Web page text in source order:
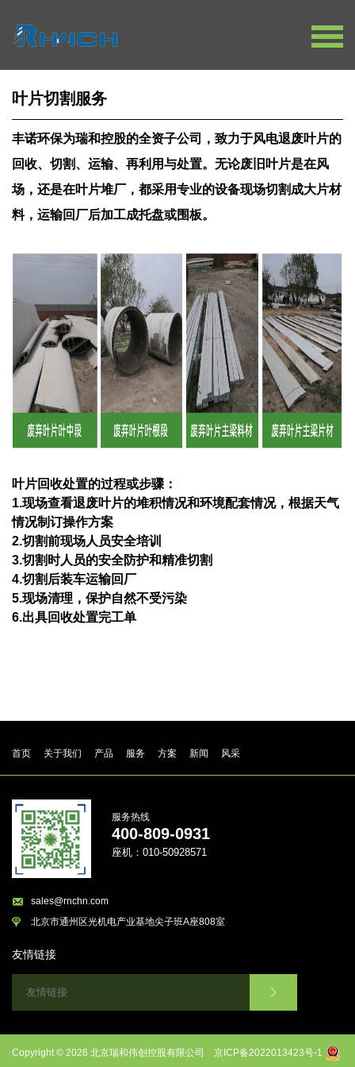
切割设备
包装产线
传统包装
叶片切割服务
丰诺环保为瑞和控股的全资子公司，致力于风电退废叶片的
回收、切割、运输、再利用与处置。 无论废旧叶片是在风
场，还是在叶片堆厂，都采用专业的设备现场切割成大片材
料，运输回厂后加工成托盘或围板。
叶片回收处置的过程或步骤：
1.现场查看退废叶片的堆积情况和环境配套情况，根据天气
情况制订操作方案
2.切割前现场人员安全培训
3.切割时人员的安全防护和精准切割
4.切割后装车运输回厂
5.现场清理，保护自然不受污染
6.出具回收处置完工单
首页 关于我们 产品 服务 方案 新闻 风采
服务热线
400-809-0931
座机：010-50928571
sales@rnchn.com
北京市通州区光机电产业基地尖子班A座808室
友情链接

Copyright © 2026 北京瑞和伟创控股有限公司 京ICP备2022013423号-1